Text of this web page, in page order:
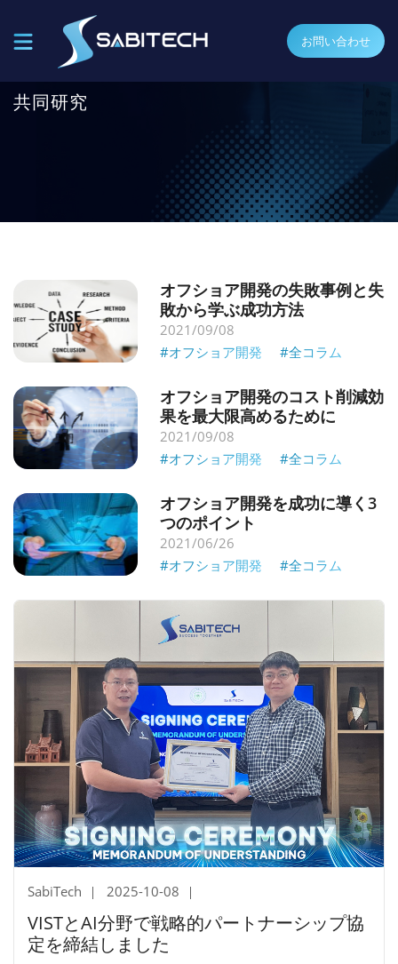
お問い合わせ
共同研究
オフショア開発の失敗事例と失
敗から学ぶ成功方法
2021/09/08
#オフショア開発
#全コラム
オフショア開発のコスト削減効
果を最大限高めるために
2021/09/08
#オフショア開発
#全コラム
オフショア開発を成功に導く3
つのポイント
2021/06/26
#オフショア開発
#全コラム
SabiTech 2025-10-08
VISTとAI分野で戦略的パートナーシップ協
定を締結しました